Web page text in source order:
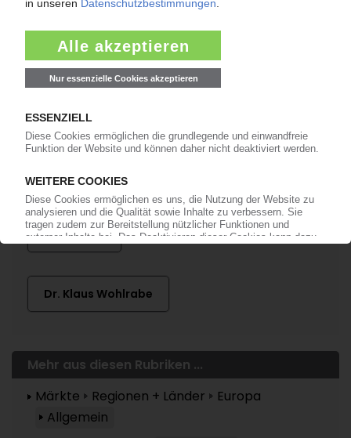
Jetzt kostenlos testen
Bereits KI-Abonnent? Jetzt
anmelden!
Mehr zu ...
ifo Institut
Dr. Klaus Wohlrabe
Mehr aus diesen Rubriken ...
Märkte
Regionen + Länder
Europa
Allgemein